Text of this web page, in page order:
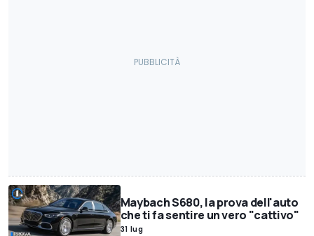
Maybach S680, la prova dell'auto
che ti fa sentire un vero "cattivo"
31 lug